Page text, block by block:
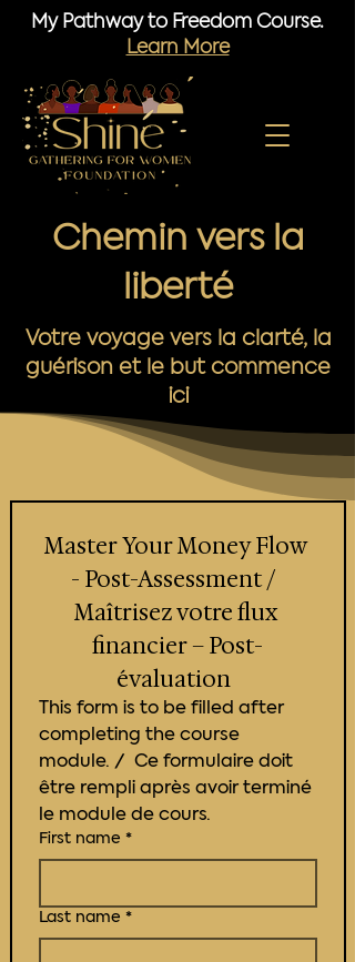
My Pathway to Freedom Course.
Learn More
Chemin vers la
liberté
Votre voyage vers la clarté, la
guérison et le but commence
ici
Master Your Money Flow
- Post-Assessment /
Maîtrisez votre flux
financier – Post-
évaluation
This form is to be filled after
completing the course
module. /  Ce formulaire doit
être rempli après avoir terminé
le module de cours.
First name *
Last name *